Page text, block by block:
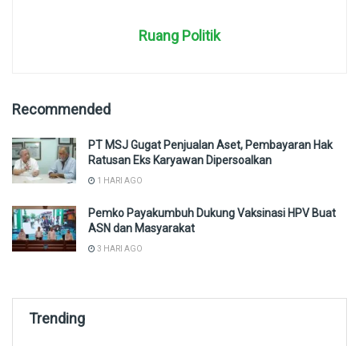
Ruang Politik
Recommended
PT MSJ Gugat Penjualan Aset, Pembayaran Hak
Ratusan Eks Karyawan Dipersoalkan
1 HARI AGO
Pemko Payakumbuh Dukung Vaksinasi HPV Buat
ASN dan Masyarakat
3 HARI AGO
Trending